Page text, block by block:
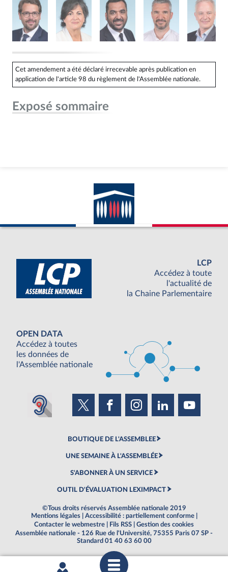
Cet amendement a été déclaré irrecevable après publication en
application de l'article 98 du règlement de l'Assemblée nationale.
Exposé sommaire
LCP
Accédez à toute
l'actualité de
la Chaine Parlementaire
OPEN DATA
Accédez à toutes
les données de
l'Assemblée nationale
BOUTIQUE DE L'ASSEMBLEE
UNE SEMAINE À L'ASSEMBLÉE
S'ABONNER À UN SERVICE
OUTIL D'ÉVALUATION LEXIMPACT
©Tous droits réservés Assemblée nationale 2019
Mentions légales
Accessibilité : partiellement conforme
Contacter le webmestre
Fils RSS
Gestion des cookies
Assemblée nationale - 126 Rue de l'Université, 75355 Paris 07 SP -
Standard 01 40 63 60 00